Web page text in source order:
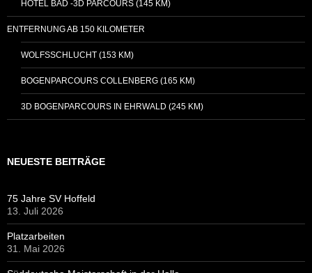
HOTEL BAD -3D PARCOURS (145 KM)
ENTFERNUNG AB 150 KILOMETER
WOLFSSCHLUCHT (153 KM)
BOGENPARCOURS COLLENBERG (165 KM)
3D BOGENPARCOURS IN EHRWALD (245 KM)
NEUESTE BEITRÄGE
75 Jahre SV Hoffeld
13. Juli 2026
Platzarbeiten
31. Mai 2026